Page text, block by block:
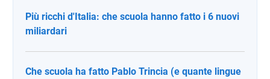
Più ricchi d'Italia: che scuola hanno fatto i 6 nuovi
miliardari
Che scuola ha fatto Pablo Trincia (e quante lingue